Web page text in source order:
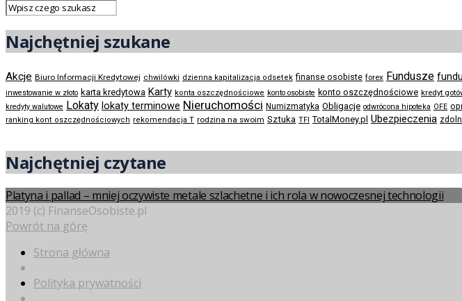
Najchętniej szukane
Akcje Biuro Informacji Kredytowej chwilówki dzienna kapitalizacja odsetek finanse osobiste forex Fundusze
inwestowanie w złoto karta kredytowa Karty konta oszczędnościowe konto osobiste konto oszczędnościowe kredyt
kredyty walutowe Lokaty lokaty terminowe Nieruchomości Numizmatyka Obligacje odwrócona hipoteka OFE
ranking kont oszczędnościowych rekomendacja T rodzina na swoim Sztuka TFI TotalMoney.pl Ubezpieczenia
Najchętniej czytane
Platyna i pallad – mniej oczywiste metale szlachetne i ich rola w nowoczesnej technologii
2019 (c) FinanseOsobiste.pl
Powrót na górę
Strona główna
Polityka prywatności